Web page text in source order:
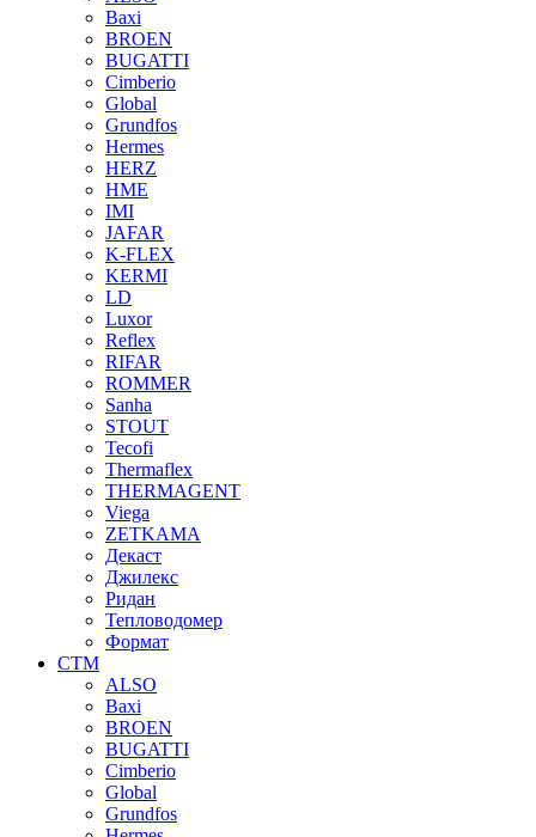
Baxi
BROEN
BUGATTI
Cimberio
Global
Grundfos
Hermes
HERZ
HME
IMI
JAFAR
K-FLEX
KERMI
LD
Luxor
Reflex
RIFAR
ROMMER
Sanha
STOUT
Tecofi
Thermaflex
THERMAGENT
Viega
ZETKAMA
Декаст
Джилекс
Ридан
Тепловодомер
Формат
СТМ
ALSO
Baxi
BROEN
BUGATTI
Cimberio
Global
Grundfos